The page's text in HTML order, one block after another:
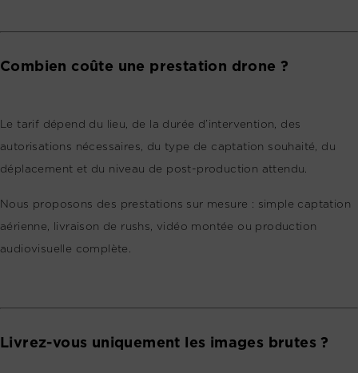
Combien coûte une prestation drone ?
Le tarif dépend du lieu, de la durée d’intervention, des
autorisations nécessaires, du type de captation souhaité, du
déplacement et du niveau de post-production attendu.
Nous proposons des prestations sur mesure : simple captation
aérienne, livraison de rushs, vidéo montée ou production
audiovisuelle complète.
Livrez-vous uniquement les images brutes ?